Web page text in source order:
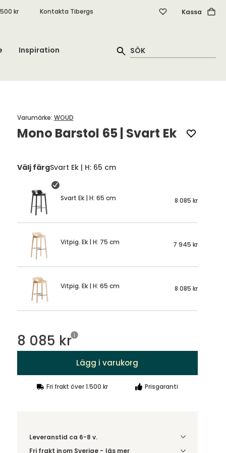
kr Kontakta Tibergs Kassa
Inspiration
Mono Barstol 65 | Svart Ek
Varumärke: WOUD
Välj färgSvart Ek | H: 65 cm
Svart Ek | H: 65 cm 8 085 kr
Vitpig. Ek | H: 75 cm 7 945 kr
Vitpig. Ek | H: 65 cm 8 085 kr
8 085 kr
Lägg i varukorg
Fri frakt över 1.500 kr Prisgaranti
Leveranstid ca 6-8 v.
Fri frakt inom Sverige - läs mer